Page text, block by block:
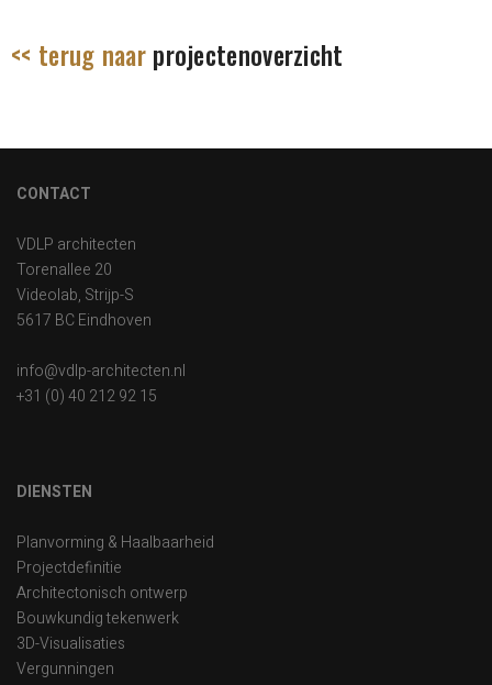
<< terug naar projectenoverzicht
CONTACT
VDLP architecten
Torenallee 20
Videolab, Strijp-S
5617 BC Eindhoven
info@vdlp-architecten.nl
+31 (0) 40 212 92 15
DIENSTEN
Planvorming & Haalbaarheid
Projectdefinitie
Architectonisch ontwerp
Bouwkundig tekenwerk
3D-Visualisaties
Vergunningen